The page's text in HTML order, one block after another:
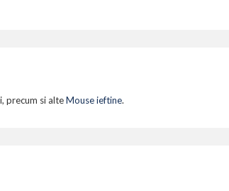
precum si alteMouse ieftine.